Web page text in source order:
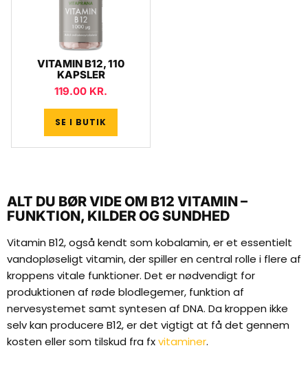
VITAMIN B12, 110
KAPSLER
119.00 KR.
SE I BUTIK
ALT DU BØR VIDE OM B12 VITAMIN –
FUNKTION, KILDER OG SUNDHED
Vitamin B12, også kendt som kobalamin, er et essentielt
vandopløseligt vitamin, der spiller en central rolle i flere af
kroppens vitale funktioner. Det er nødvendigt for
produktionen af røde blodlegemer, funktion af
nervesystemet samt syntesen af DNA. Da kroppen ikke
selv kan producere B12, er det vigtigt at få det gennem
kosten eller som tilskud fra fxvitaminer.